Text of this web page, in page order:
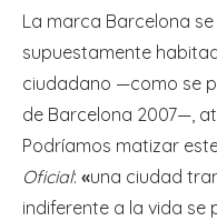
La marca Barcelona
supuestamente
ciudadano —como se
de Barcelona 2007—,
Podríamos matizar
Oficial: «una ciudad
indiferente a la vida se